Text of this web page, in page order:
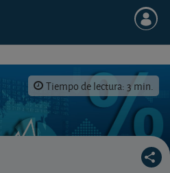
Tiempo de lectura: 3 min.
de estas dos compañías galas de nuestra